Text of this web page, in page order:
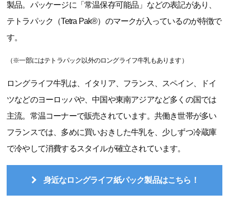
製品。パッケージに「常温保存可能品」などの表記があり、
テトラパック（Tetra Pak®）のマークが入っているのが特徴で
す。
（※一部にはテトラパック以外のロングライフ牛乳もあります）
ロングライフ牛乳は、イタリア、フランス、スペイン、ドイ
ツなどのヨーロッパや、中国や東南アジアなど多くの国では
主流。常温コーナーで販売されています。共働き世帯が多い
フランスでは、多めに買いおきした牛乳を、少しずつ冷蔵庫
で冷やして消費するスタイルが確立されています。
身近なロングライフ紙パック製品はこちら！